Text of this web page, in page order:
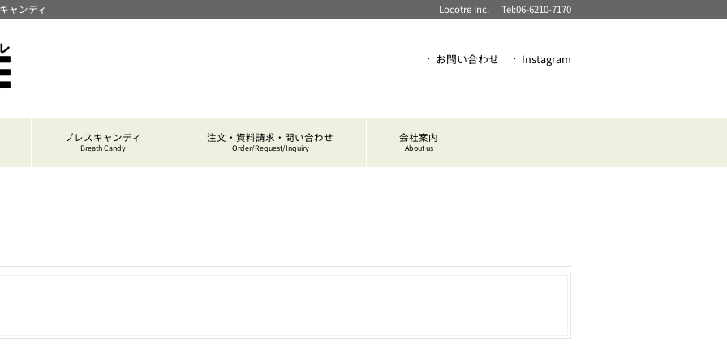
ャンディ Locotre Inc. Tel:06-6210-7170
お問い合わせ Instagram
ブレスキャンディ
Breath Candy
注文・資料請求・問い合わせ
Order/Request/Inquiry
会社案内
About us